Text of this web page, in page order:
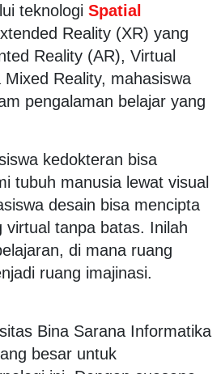
teknologi Spatial
Reality (XR) yang
Reality (AR), Virtual
Reality, mahasiswa
pengalaman belajar yang
kedokteran bisa
tubuh manusia lewat visual
desain bisa mencipta
virtual tanpa batas. Inilah
di mana ruang
ruang imajinasi.
Bina Sarana Informatika
besar untuk